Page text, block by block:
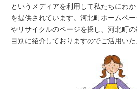
というメディアを利用して私たちにわ
を提供されています。河北町ホームペ
やリサイクルのページを探し、河北町
目別に紹介しておりますのでご活用いた